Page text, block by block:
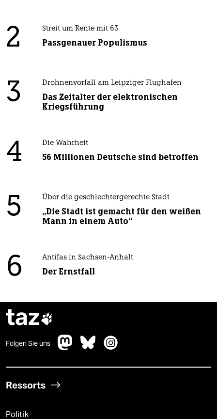
2 Streit um Rente mit 63
Passgenauer Populismus
3 Drohnenvorfall am Leipziger Flughafen
Das Zeitalter der elektronischen
Kriegsführung
4 Die Wahrheit
56 Millionen Deutsche sind betroffen
5 Über die geschlechtergerechte Stadt
„Die Stadt ist gemacht für den weißen
Mann in einem Auto“
6 Antifas in Sachsen-Anhalt
Der Ernstfall
taz
Folgen Sie uns
Ressorts
Politik